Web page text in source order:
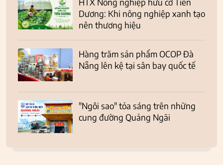
Dương: Khi nông nghiệp xanh tạo
nên thương hiệu
Hàng trăm sản phẩm OCOP Đà
Nẵng lên kệ tại sân bay quốc tế
"Ngôi sao" tỏa sáng trên những
cung đường Quảng Ngãi